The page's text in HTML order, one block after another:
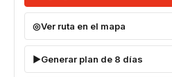
Ver ruta en el mapa
Generar plan de 8 días